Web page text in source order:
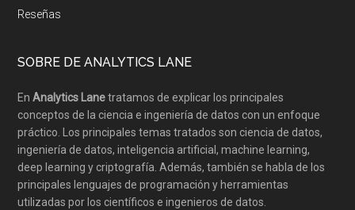
Reseñas
SOBRE DE ANALYTICS LANE
EnAnalytics Lanetratamos de explicar los principales
conceptos de la ciencia e ingeniería de datos con un enfoque
práctico. Los principales temas tratados son ciencia de datos,
ingeniería de datos, inteligencia artificial, machine learning,
deep learning y criptografía. Además, también se habla de los
principales lenguajes de programación y herramientas
utilizadas por los científicos e ingenieros de datos.